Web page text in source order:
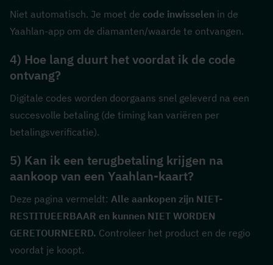
Niet automatisch. Je moet de code inwisselen in de
Yaahlan-app om de diamanten/waarde te ontvangen.
4) Hoe lang duurt het voordat ik de code
ontvang?
Digitale codes worden doorgaans snel geleverd na een
succesvolle betaling (de timing kan variëren per
betalingsverificatie).
5) Kan ik een terugbetaling krijgen na
aankoop van een Yaahlan-kaart?
Deze pagina vermeldt: Alle aankopen zijn NIET-
RESTITUEERBAAR en kunnen NIET WORDEN
GERETOURNEERD. Controleer het product en de regio
voordat je koopt.